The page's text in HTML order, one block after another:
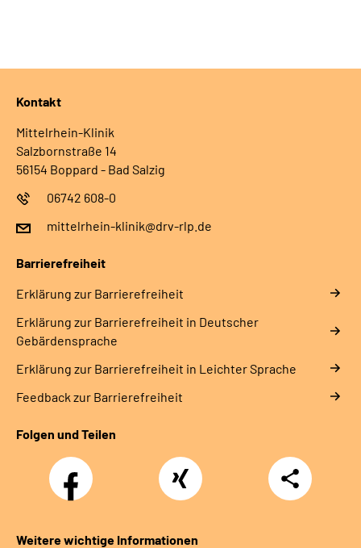
Kontakt
Mittelrhein-Klinik
Salzbornstraße 14
56154 Boppard - Bad Salzig
06742 608-0
mittelrhein-klinik@drv-rlp.de
Barrierefreiheit
Erklärung zur Barrierefreiheit
Erklärung zur Barrierefreiheit in Deutscher
Gebärdensprache
Erklärung zur Barrierefreiheit in Leichter Sprache
Feedback zur Barrierefreiheit
Folgen und Teilen
Facebook Xing
Teilen
Weitere wichtige Informationen